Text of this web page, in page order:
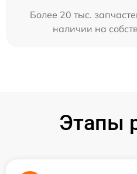
Более 20 тыс.
наличии на
Этапы